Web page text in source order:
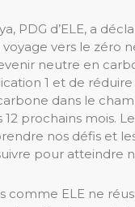
PDG d’ELE, a
vers le zéro
neutre en
1 et de réduire
dans le
12 prochains mois.
nos défis et
pour atteindre
comme ELE ne